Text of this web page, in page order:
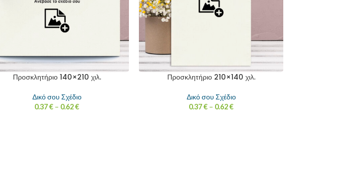
Προσκλητήριο 140×210 χιλ.
Δικό σου Σχέδιο
0.37€ – 0.62€
Προσκλητήριο 210×140 χιλ.
Δικό σου Σχέδιο
0.37€ – 0.62€